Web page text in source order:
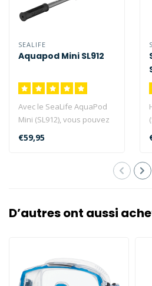
SEALIFE
Aquapod Mini SL912
Avec le SeaLife AquaPod
Mini (SL912), vous pouvez
rapprocher votre appareil
€59,95
D’autres ont aussi